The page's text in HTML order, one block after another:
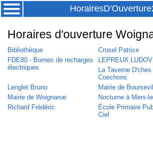
Horaires d'ouverture
Bibliothèque
Crusel Patrice
FDE80 - Bornes de recharges
électriques
LEPREUX
La Taverne
Coechons
Lenglet Bruno
Mairie de
Mairie de Woignarue
Nocturne à Mers-
Richard Frédéric
École Primaire
Ciel